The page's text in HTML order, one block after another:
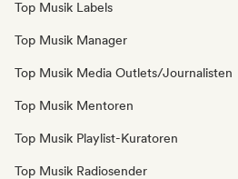
Top Musik Labels
Top Musik Manager
Top Musik Media Outlets/Journalisten
Top Musik Mentoren
Top Musik Playlist-Kuratoren
Top Musik Radiosender